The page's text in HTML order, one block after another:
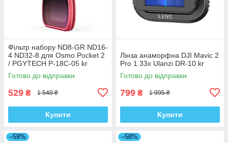
Фільтр набору ND8-GR ND16-
4 ND32-8 для Osmo Pocket 2
/ PGYTECH P-18C-05 kr
Готово до відправки
529 ₴ 1 540 ₴
Купити
Лінза анаморфна DJI Mavic 2
Pro 1.33x Ulanzi DR-10 kr
Готово до відправки
799 ₴ 1 995 ₴
Купити
–59% –58%